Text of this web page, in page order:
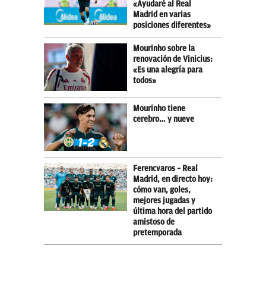
«Ayudaré al Real
Madrid en varias
posiciones diferentes»
Mourinho sobre la
renovación de Vinicius:
«Es una alegría para
todos»
Mourinho tiene
cerebro… y nueve
Ferencvaros – Real
Madrid, en directo hoy:
cómo van, goles,
mejores jugadas y
última hora del partido
amistoso de
pretemporada